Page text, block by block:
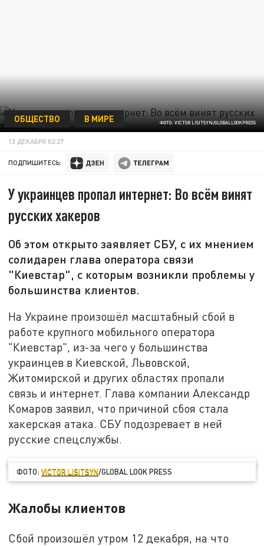
ФОТО: VICTOR LISITSYN/GLOBALLOOKPRESS
ОБЩЕСТВО В МИРЕ
13 ДЕКАБРЯ 02:27
ПОДПИШИТЕСЬ:
У украинцев пропал интернет: Во всём винят
русских хакеров
Об этом открыто заявляет СБУ, с их мнением
солидарен глава оператора связи
"Киевстар", с которым возникли проблемы у
большинства клиентов.
На Украине произошёл масштабный сбой в
работе крупного мобильного оператора
"Киевстар", из-за чего у большинства
украинцев в Киевской, Львовской,
Житомирской и других областях пропали
связь и интернет. Глава компании Александр
Комаров заявил, что причиной сбоя стала
хакерская атака. СБУ подозревает в ней
русские спецслужбы.
ФОТО:VICTOR LISITSYN/GLOBAL LOOK PRESS
Жалобы клиентов
Сбой произошёл утром 12 декабря, на что